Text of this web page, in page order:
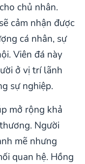
chủ nhân.
cảm nhận được
cá nhân, sự
Viên đá này
ở vị trí lãnh
sự nghiệp.
mở rộng khả
Người
mẽ nhưng
quan hệ. Hồng